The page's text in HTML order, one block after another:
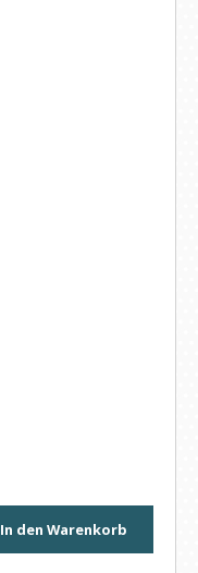
In den Warenkorb